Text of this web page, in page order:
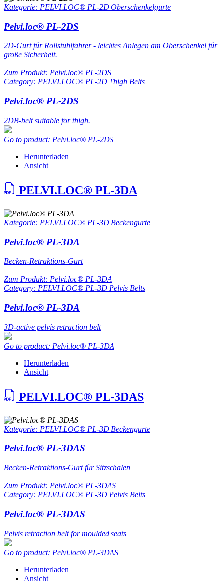
Kategorie: PELVI.LOC® PL-2D Oberschenkelgurte
Pelvi.loc® PL-2DS
2D-Gurt für Rollstuhlfahrer - leichtes Anlegen am Oberschenkel für
große Sicherheit.
Zum Produkt: Pelvi.loc® PL-2DS
Category: PELVI.LOC® PL-2D Thigh Belts
Pelvi.loc® PL-2DS
2DB-belt suitable for thigh.
Go to product: Pelvi.loc® PL-2DS
Herunterladen
Ansicht
PELVI.LOC® PL-3DA
Kategorie: PELVI.LOC® PL-3D Beckengurte
Pelvi.loc® PL-3DA
Becken-Retraktions-Gurt
Zum Produkt: Pelvi.loc® PL-3DA
Category: PELVI.LOC® PL-3D Pelvis Belts
Pelvi.loc® PL-3DA
3D-active pelvis retraction belt
Go to product: Pelvi.loc® PL-3DA
Herunterladen
Ansicht
PELVI.LOC® PL-3DAS
Kategorie: PELVI.LOC® PL-3D Beckengurte
Pelvi.loc® PL-3DAS
Becken-Retraktions-Gurt für Sitzschalen
Zum Produkt: Pelvi.loc® PL-3DAS
Category: PELVI.LOC® PL-3D Pelvis Belts
Pelvi.loc® PL-3DAS
Pelvis retraction belt for moulded seats
Go to product: Pelvi.loc® PL-3DAS
Herunterladen
Ansicht